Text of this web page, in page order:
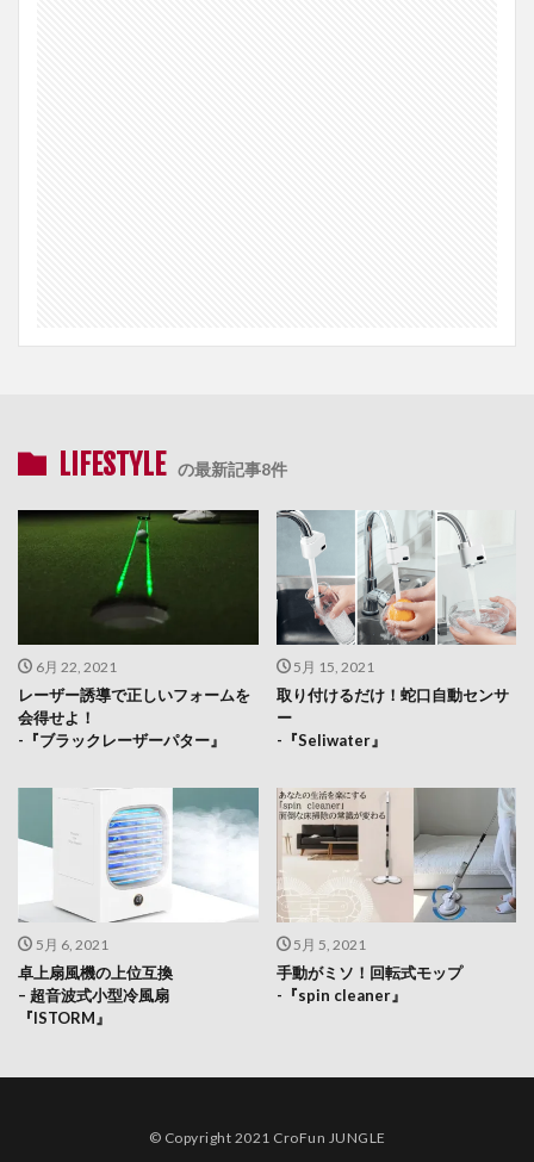
LIFESTYLE の最新記事8件
6月 22, 2021
レーザー誘導で正しいフォームを
会得せよ！
-『ブラックレーザーパター』
5月 15, 2021
取り付けるだけ！蛇口自動センサ
ー
-『Seliwater』
5月 6, 2021
卓上扇風機の上位互換
– 超音波式小型冷風扇
『ISTORM』
5月 5, 2021
手動がミソ！回転式モップ
-『spin cleaner』
© Copyright 2021 CroFun JUNGLE